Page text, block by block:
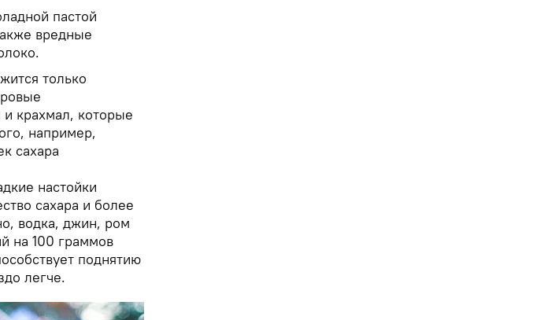
пастой
вредные
только
и крахмал, которые
например,
сахара
настойки
сахара и более
водка, джин, ром
на 100 граммов
поднятию
легче.